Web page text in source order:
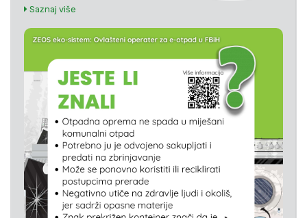
Saznaj više